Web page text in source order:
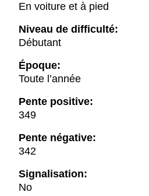
En voiture et à pied
Niveau de difficulté:
Débutant
Époque:
Toute l’année
Pente positive:
349
Pente négative:
342
Signalisation:
No